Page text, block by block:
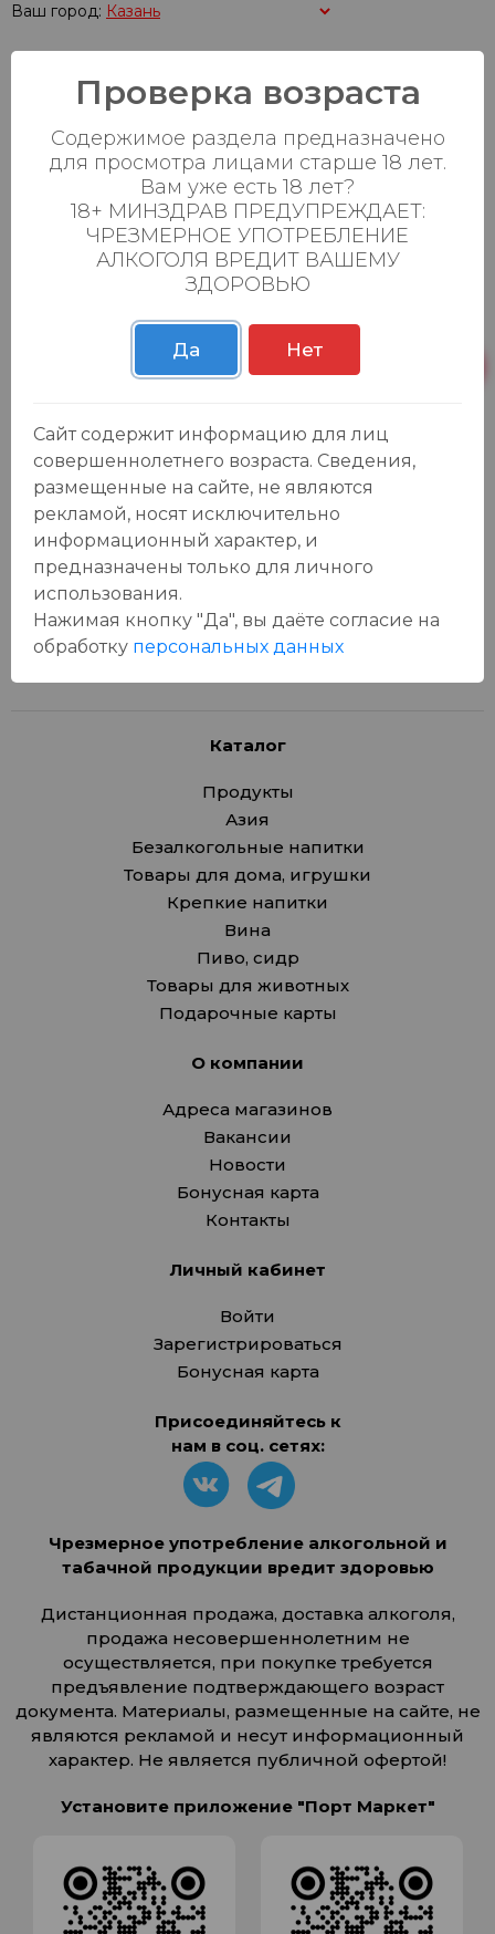
Ваш город:
Батыршина 20Б
23:00
21 шт.
Магистральная 22д
Пн-Вс с 08:00 до
23:00
12 шт.
Осиновская 2В,
Пестрецы
Пн-Вс с 09:00 до
23:00
27 шт.
Р. Зорге, 3Б
Пн-Вс с 09:00 до
23:00
Отзывы:
Оставить отзыв
У данного товара еще нет отзывов, будьте первым, кто
оставит отзыв!
Каталог
Продукты
Азия
Безалкогольные напитки
Товары для дома, игрушки
Крепкие напитки
Вина
Пиво, сидр
Товары для животных
Подарочные карты
О компании
Адреса магазинов
Вакансии
Новости
Бонусная карта
Контакты
Личный кабинет
Войти
Зарегистрироваться
Бонусная карта
Присоединяйтесь к
нам в соц. сетях:
Чрезмерное употребление алкогольной и
табачной продукции вредит здоровью
Дистанционная продажа, доставка алкоголя,
продажа несовершеннолетним не
осуществляется, при покупке требуется
предъявление подтверждающего возраст
документа. Материалы, размещенные на сайте, не
являются рекламой и несут информационный
характер. Не является публичной офертой!
Установите приложение "Порт Маркет"
Проверка возраста
Содержимое раздела предназначено
для просмотра лицами старше 18 лет.
Вам уже есть 18 лет?
18+ МИНЗДРАВ ПРЕДУПРЕЖДАЕТ:
ЧРЕЗМЕРНОЕ УПОТРЕБЛЕНИЕ
АЛКОГОЛЯ ВРЕДИТ ВАШЕМУ
ЗДОРОВЬЮ
Да Нет
Сайт содержит информацию для лиц
совершеннолетнего возраста. Сведения,
размещенные на сайте, не являются
рекламой, носят исключительно
информационный характер, и
предназначены только для личного
использования.
Нажимая кнопку "Да", вы даёте cогласие на
обработку персональных данных